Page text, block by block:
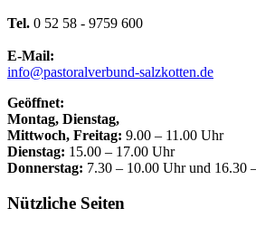
Tel. 0 52 58 - 9759 600
E-Mail:
info@pastoralverbund-salzkotten.de
Geöffnet:
Montag, Dienstag,
Mittwoch, Freitag: 9.00 – 11.00 Uhr
Dienstag: 15.00 – 17.00 Uhr
Donnerstag: 7.30 – 10.00 Uhr und 16.30
Nützliche Seiten